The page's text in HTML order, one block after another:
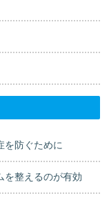
を防ぐために
を整えるのが有効